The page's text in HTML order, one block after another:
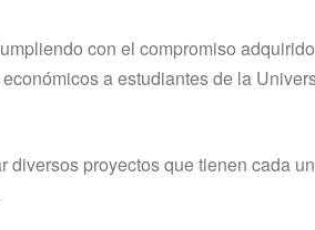
con el compromiso
a estudiantes de la
proyectos que tienen cada